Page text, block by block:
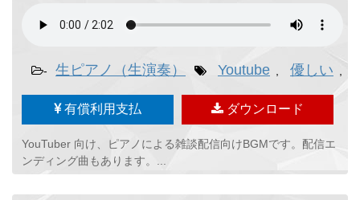
- 生ピアノ（生演奏） Youtube 優しい
有償利用支払 ダウンロード
YouTuber 向け、ピアノによる雑談配信向けBGMです。配信エ
ンディング曲もあります。...